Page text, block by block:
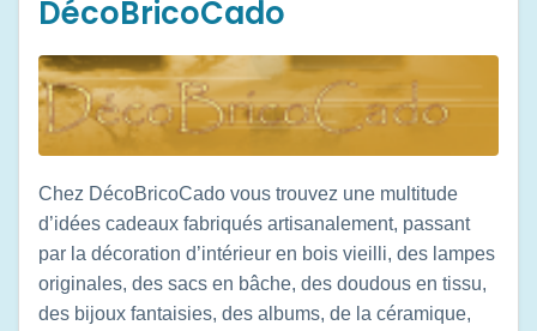
DécoBricoCado
Chez DécoBricoCado vous trouvez une multitude
d’idées cadeaux fabriqués artisanalement, passant
par la décoration d’intérieur en bois vieilli, des lampes
originales, des sacs en bâche, des doudous en tissu,
des bijoux fantaisies, des albums, de la céramique,